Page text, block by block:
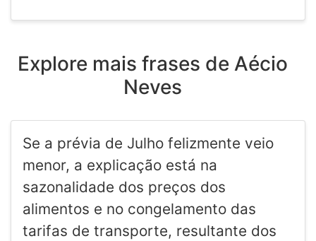
Explore mais frases de Aécio
Neves
Se a prévia de Julho felizmente veio
menor, a explicação está na
sazonalidade dos preços dos
alimentos e no congelamento das
tarifas de transporte, resultante dos